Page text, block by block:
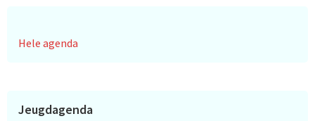
Hele agenda
Jeugdagenda